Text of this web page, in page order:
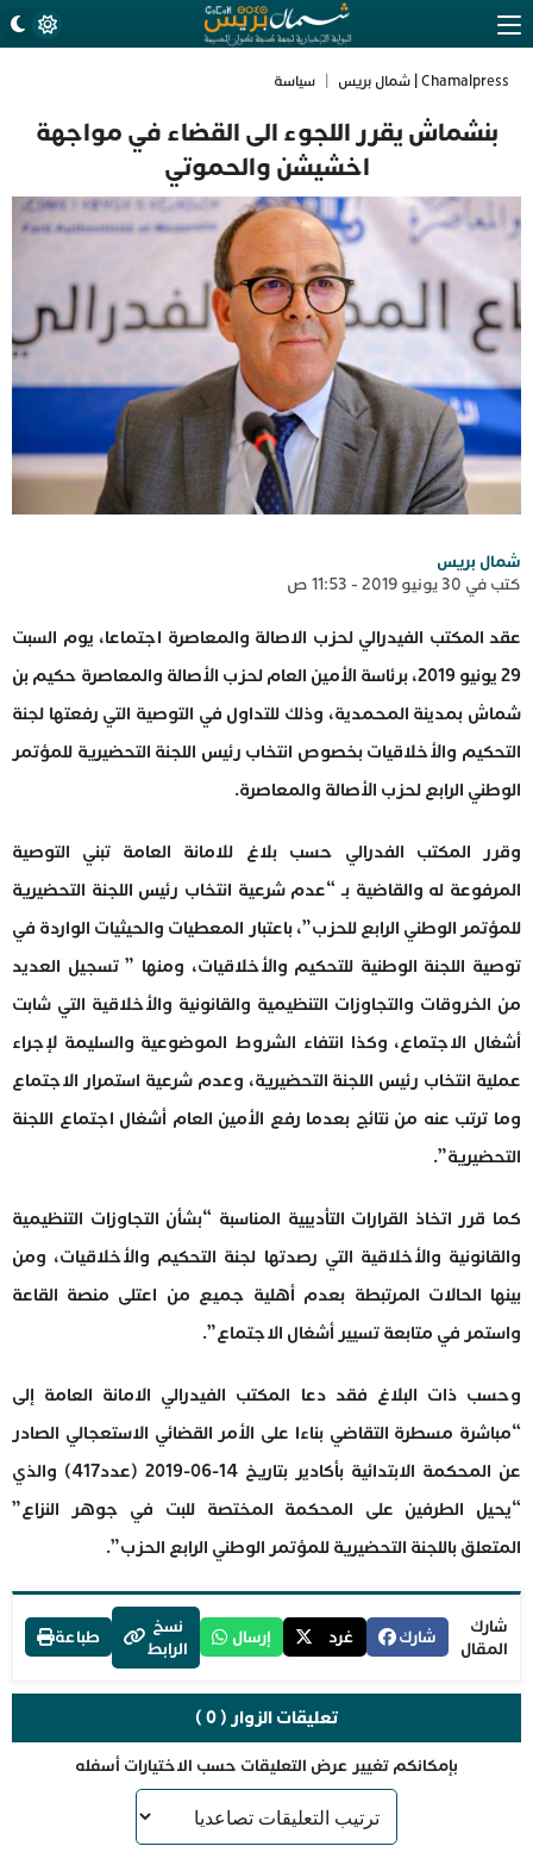
Chamalpress | شمال بريس سياسة
بنشماش يقرر اللجوء الى القضاء في مواجهة
اخشيشن والحموتي
شمال بريس
كتب في 30 يونيو 2019 - 11:53 ص
عقد المكتب الفيدرالي لحزب الاصالة والمعاصرة اجتماعا، يوم السبت
29 يونيو 2019، برئاسة الأمين العام لحزب الأصالة والمعاصرة حكيم بن
شماش بمدينة المحمدية، وذلك للتداول في التوصية التي رفعتها لجنة
التحكيم والأخلاقيات بخصوص انتخاب رئيس اللجنة التحضيرية للمؤتمر
الوطني الرابع لحزب الأصالة والمعاصرة.
وقرر المكتب الفدرالي حسب بلاغ للامانة العامة تبني التوصية
المرفوعة له والقاضية بـ “عدم شرعية انتخاب رئيس اللجنة التحضيرية
للمؤتمر الوطني الرابع للحزب”، باعتبار المعطيات والحيثيات الواردة في
توصية اللجنة الوطنية للتحكيم والأخلاقيات، ومنها ” تسجيل العديد
من الخروقات والتجاوزات التنظيمية والقانونية والأخلاقية التي شابت
أشغال الاجتماع، وكذا انتفاء الشروط الموضوعية والسليمة لإجراء
عملية انتخاب رئيس اللجنة التحضيرية، وعدم شرعية استمرار الاجتماع
وما ترتب عنه من نتائج بعدما رفع الأمين العام أشغال اجتماع اللجنة
التحضيرية”.
كما قرر اتخاذ القرارات التأديبية المناسبة “بشأن التجاوزات التنظيمية
والقانونية والأخلاقية التي رصدتها لجنة التحكيم والأخلاقيات، ومن
بينها الحالات المرتبطة بعدم أهلية جميع من اعتلى منصة القاعة
واستمر في متابعة تسيير أشغال الاجتماع”.
وحسب ذات البلاغ فقد دعا المكتب الفيدرالي الامانة العامة إلى
“مباشرة مسطرة التقاضي بناءا على الأمر القضائي الاستعجالي الصادر
عن المحكمة الابتدائية بأكادير بتاريخ 14-06-2019 (عدد417) والذي
“يحيل الطرفين على المحكمة المختصة للبت في جوهر النزاع”
المتعلق باللجنة التحضيرية للمؤتمر الوطني الرابع الحزب”.
شارك
المقال
شارك غرد إرسال
نسخ
الرابط
طباعة
تعليقات الزوار ( 0 )
بإمكانكم تغيير عرض التعليقات حسب الاختيارات أسفله